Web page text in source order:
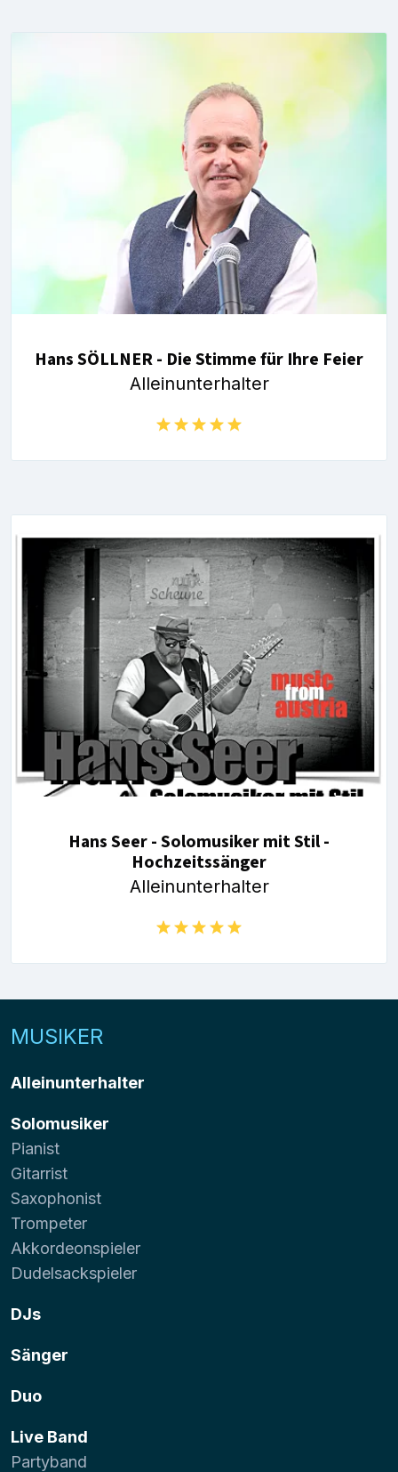
Hans SÖLLNER - Die Stimme für Ihre Feier
Alleinunterhalter
Hans Seer - Solomusiker mit Stil -
Hochzeitssänger
Alleinunterhalter
MUSIKER
Alleinunterhalter
Solomusiker
Pianist
Gitarrist
Saxophonist
Trompeter
Akkordeonspieler
Dudelsackspieler
DJs
Sänger
Duo
Live Band
Partyband